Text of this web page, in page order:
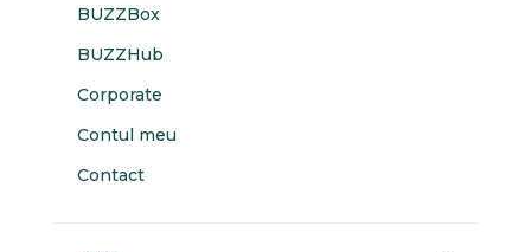
BUZZBox
BUZZHub
Corporate
Contul meu
Contact